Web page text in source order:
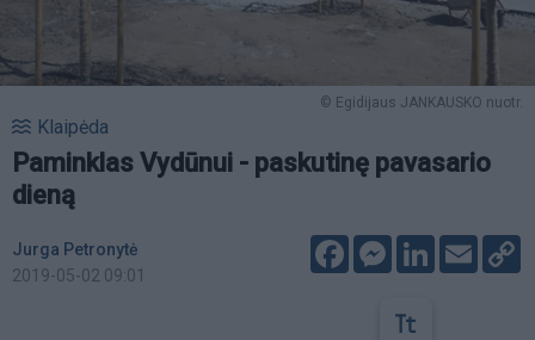
© Egidijaus JANKAUSKO nuotr.
Klaipėda
Paminklas Vydūnui - paskutinę pavasario
dieną
Jurga Petronytė
2019-05-02 09:01
FacebookMessenger
LinkedIn
Email